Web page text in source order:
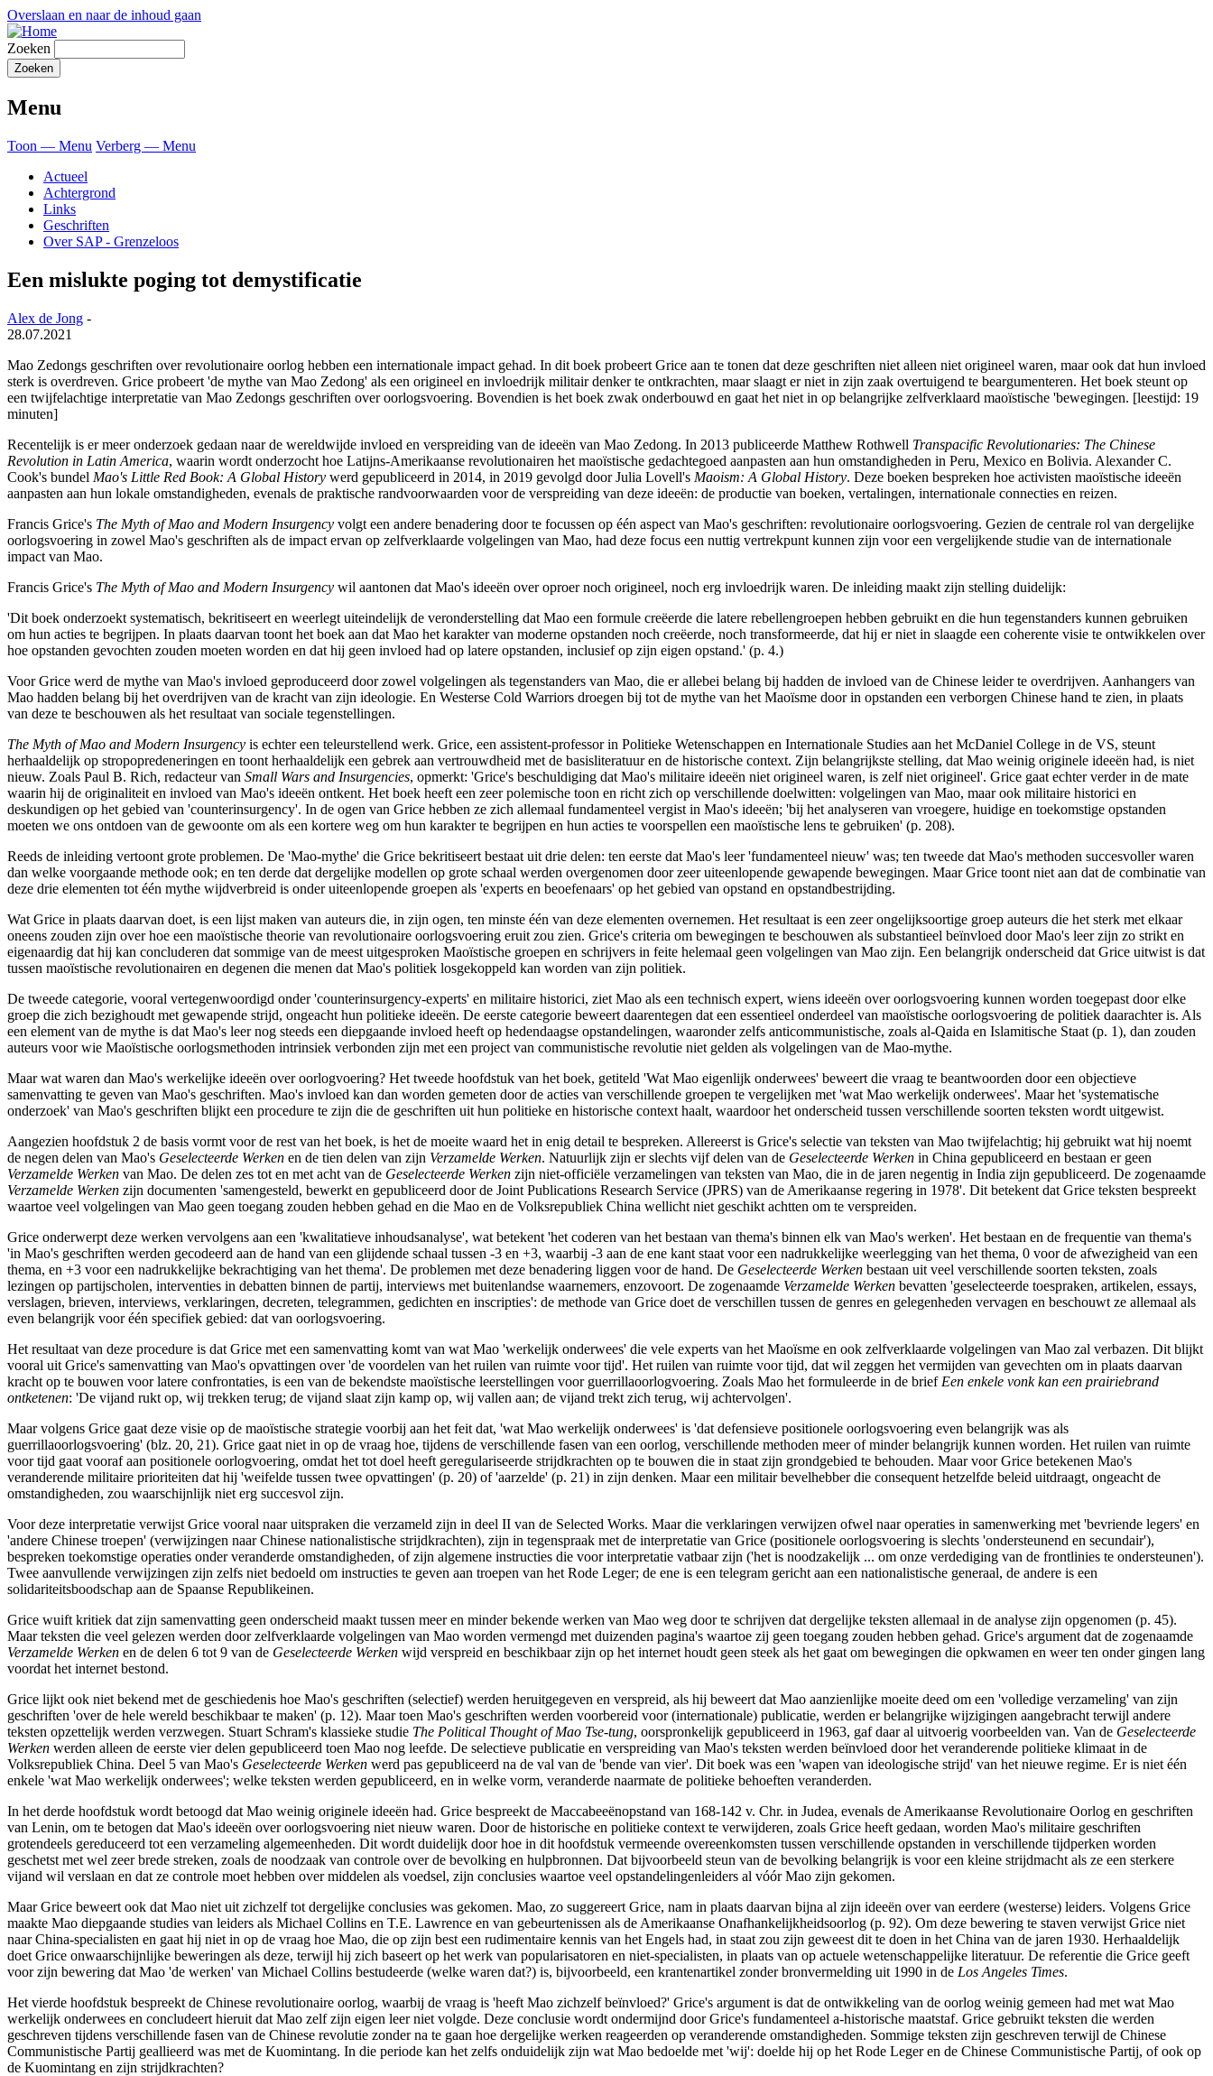
Overslaan en naar de inhoud gaan
Zoeken
Menu
Toon — Menu Verberg — Menu
Actueel
Achtergrond
Links
Geschriften
Over SAP - Grenzeloos
Een mislukte poging tot demystificatie
Alex de Jong -
28.07.2021
Mao Zedongs geschriften over revolutionaire oorlog hebben een internationale impact gehad. In dit boek probeert Grice aan te tonen dat deze geschriften niet alleen niet origineel waren, maar ook dat hun invloed
sterk is overdreven. Grice probeert 'de mythe van Mao Zedong' als een origineel en invloedrijk militair denker te ontkrachten, maar slaagt er niet in zijn zaak overtuigend te beargumenteren. Het boek steunt op
een twijfelachtige interpretatie van Mao Zedongs geschriften over oorlogsvoering. Bovendien is het boek zwak onderbouwd en gaat het niet in op belangrijke zelfverklaard maoïstische 'bewegingen. [leestijd: 19
minuten]
Recentelijk is er meer onderzoek gedaan naar de wereldwijde invloed en verspreiding van de ideeën van Mao Zedong. In 2013 publiceerde Matthew Rothwell Transpacific Revolutionaries: The Chinese
Revolution in Latin America, waarin wordt onderzocht hoe Latijns-Amerikaanse revolutionairen het maoïstische gedachtegoed aanpasten aan hun omstandigheden in Peru, Mexico en Bolivia. Alexander C.
Cook's bundel Mao's Little Red Book: A Global History werd gepubliceerd in 2014, in 2019 gevolgd door Julia Lovell's Maoism: A Global History. Deze boeken bespreken hoe activisten maoïstische ideeën
aanpasten aan hun lokale omstandigheden, evenals de praktische randvoorwaarden voor de verspreiding van deze ideeën: de productie van boeken, vertalingen, internationale connecties en reizen.
Francis Grice's The Myth of Mao and Modern Insurgency volgt een andere benadering door te focussen op één aspect van Mao's geschriften: revolutionaire oorlogsvoering. Gezien de centrale rol van dergelijke
oorlogsvoering in zowel Mao's geschriften als de impact ervan op zelfverklaarde volgelingen van Mao, had deze focus een nuttig vertrekpunt kunnen zijn voor een vergelijkende studie van de internationale
impact van Mao.
Francis Grice's The Myth of Mao and Modern Insurgency wil aantonen dat Mao's ideeën over oproer noch origineel, noch erg invloedrijk waren. De inleiding maakt zijn stelling duidelijk:
'Dit boek onderzoekt systematisch, bekritiseert en weerlegt uiteindelijk de veronderstelling dat Mao een formule creëerde die latere rebellengroepen hebben gebruikt en die hun tegenstanders kunnen gebruiken
om hun acties te begrijpen. In plaats daarvan toont het boek aan dat Mao het karakter van moderne opstanden noch creëerde, noch transformeerde, dat hij er niet in slaagde een coherente visie te ontwikkelen over
hoe opstanden gevochten zouden moeten worden en dat hij geen invloed had op latere opstanden, inclusief op zijn eigen opstand.' (p. 4.)
Voor Grice werd de mythe van Mao's invloed geproduceerd door zowel volgelingen als tegenstanders van Mao, die er allebei belang bij hadden de invloed van de Chinese leider te overdrijven. Aanhangers van
Mao hadden belang bij het overdrijven van de kracht van zijn ideologie. En Westerse Cold Warriors droegen bij tot de mythe van het Maoïsme door in opstanden een verborgen Chinese hand te zien, in plaats
van deze te beschouwen als het resultaat van sociale tegenstellingen.
The Myth of Mao and Modern Insurgency is echter een teleurstellend werk. Grice, een assistent-professor in Politieke Wetenschappen en Internationale Studies aan het McDaniel College in de VS, steunt
herhaaldelijk op stropopredeneringen en toont herhaaldelijk een gebrek aan vertrouwdheid met de basisliteratuur en de historische context. Zijn belangrijkste stelling, dat Mao weinig originele ideeën had, is niet
nieuw. Zoals Paul B. Rich, redacteur van Small Wars and Insurgencies, opmerkt: 'Grice's beschuldiging dat Mao's militaire ideeën niet origineel waren, is zelf niet origineel'. Grice gaat echter verder in de mate
waarin hij de originaliteit en invloed van Mao's ideeën ontkent. Het boek heeft een zeer polemische toon en richt zich op verschillende doelwitten: volgelingen van Mao, maar ook militaire historici en
deskundigen op het gebied van 'counterinsurgency'. In de ogen van Grice hebben ze zich allemaal fundamenteel vergist in Mao's ideeën; 'bij het analyseren van vroegere, huidige en toekomstige opstanden
moeten we ons ontdoen van de gewoonte om als een kortere weg om hun karakter te begrijpen en hun acties te voorspellen een maoïstische lens te gebruiken' (p. 208).
Reeds de inleiding vertoont grote problemen. De 'Mao-mythe' die Grice bekritiseert bestaat uit drie delen: ten eerste dat Mao's leer 'fundamenteel nieuw' was; ten tweede dat Mao's methoden succesvoller waren
dan welke voorgaande methode ook; en ten derde dat dergelijke modellen op grote schaal werden overgenomen door zeer uiteenlopende gewapende bewegingen. Maar Grice toont niet aan dat de combinatie van
deze drie elementen tot één mythe wijdverbreid is onder uiteenlopende groepen als 'experts en beoefenaars' op het gebied van opstand en opstandbestrijding.
Wat Grice in plaats daarvan doet, is een lijst maken van auteurs die, in zijn ogen, ten minste één van deze elementen overnemen. Het resultaat is een zeer ongelijksoortige groep auteurs die het sterk met elkaar
oneens zouden zijn over hoe een maoïstische theorie van revolutionaire oorlogsvoering eruit zou zien. Grice's criteria om bewegingen te beschouwen als substantieel beïnvloed door Mao's leer zijn zo strikt en
eigenaardig dat hij kan concluderen dat sommige van de meest uitgesproken Maoïstische groepen en schrijvers in feite helemaal geen volgelingen van Mao zijn. Een belangrijk onderscheid dat Grice uitwist is dat
tussen maoïstische revolutionairen en degenen die menen dat Mao's politiek losgekoppeld kan worden van zijn politiek.
De tweede categorie, vooral vertegenwoordigd onder 'counterinsurgency-experts' en militaire historici, ziet Mao als een technisch expert, wiens ideeën over oorlogsvoering kunnen worden toegepast door elke
groep die zich bezighoudt met gewapende strijd, ongeacht hun politieke ideeën. De eerste categorie beweert daarentegen dat een essentieel onderdeel van maoïstische oorlogsvoering de politiek daarachter is. Als
een element van de mythe is dat Mao's leer nog steeds een diepgaande invloed heeft op hedendaagse opstandelingen, waaronder zelfs anticommunistische, zoals al-Qaida en Islamitische Staat (p. 1), dan zouden
auteurs voor wie Maoïstische oorlogsmethoden intrinsiek verbonden zijn met een project van communistische revolutie niet gelden als volgelingen van de Mao-mythe.
Maar wat waren dan Mao's werkelijke ideeën over oorlogvoering? Het tweede hoofdstuk van het boek, getiteld 'Wat Mao eigenlijk onderwees' beweert die vraag te beantwoorden door een objectieve
samenvatting te geven van Mao's geschriften. Mao's invloed kan dan worden gemeten door de acties van verschillende groepen te vergelijken met 'wat Mao werkelijk onderwees'. Maar het 'systematische
onderzoek' van Mao's geschriften blijkt een procedure te zijn die de geschriften uit hun politieke en historische context haalt, waardoor het onderscheid tussen verschillende soorten teksten wordt uitgewist.
Aangezien hoofdstuk 2 de basis vormt voor de rest van het boek, is het de moeite waard het in enig detail te bespreken. Allereerst is Grice's selectie van teksten van Mao twijfelachtig; hij gebruikt wat hij noemt
de negen delen van Mao's Geselecteerde Werken en de tien delen van zijn Verzamelde Werken. Natuurlijk zijn er slechts vijf delen van de Geselecteerde Werken in China gepubliceerd en bestaan er geen
Verzamelde Werken van Mao. De delen zes tot en met acht van de Geselecteerde Werken zijn niet-officiële verzamelingen van teksten van Mao, die in de jaren negentig in India zijn gepubliceerd. De zogenaamde
Verzamelde Werken zijn documenten 'samengesteld, bewerkt en gepubliceerd door de Joint Publications Research Service (JPRS) van de Amerikaanse regering in 1978'. Dit betekent dat Grice teksten bespreekt
waartoe veel volgelingen van Mao geen toegang zouden hebben gehad en die Mao en de Volksrepubliek China wellicht niet geschikt achtten om te verspreiden.
Grice onderwerpt deze werken vervolgens aan een 'kwalitatieve inhoudsanalyse', wat betekent 'het coderen van het bestaan van thema's binnen elk van Mao's werken'. Het bestaan en de frequentie van thema's
'in Mao's geschriften werden gecodeerd aan de hand van een glijdende schaal tussen -3 en +3, waarbij -3 aan de ene kant staat voor een nadrukkelijke weerlegging van het thema, 0 voor de afwezigheid van een
thema, en +3 voor een nadrukkelijke bekrachtiging van het thema'. De problemen met deze benadering liggen voor de hand. De Geselecteerde Werken bestaan uit veel verschillende soorten teksten, zoals
lezingen op partijscholen, interventies in debatten binnen de partij, interviews met buitenlandse waarnemers, enzovoort. De zogenaamde Verzamelde Werken bevatten 'geselecteerde toespraken, artikelen, essays,
verslagen, brieven, interviews, verklaringen, decreten, telegrammen, gedichten en inscripties': de methode van Grice doet de verschillen tussen de genres en gelegenheden vervagen en beschouwt ze allemaal als
even belangrijk voor één specifiek gebied: dat van oorlogsvoering.
Het resultaat van deze procedure is dat Grice met een samenvatting komt van wat Mao 'werkelijk onderwees' die vele experts van het Maoïsme en ook zelfverklaarde volgelingen van Mao zal verbazen. Dit blijkt
vooral uit Grice's samenvatting van Mao's opvattingen over 'de voordelen van het ruilen van ruimte voor tijd'. Het ruilen van ruimte voor tijd, dat wil zeggen het vermijden van gevechten om in plaats daarvan
kracht op te bouwen voor latere confrontaties, is een van de bekendste maoïstische leerstellingen voor guerrillaoorlogvoering. Zoals Mao het formuleerde in de brief Een enkele vonk kan een prairiebrand
ontketenen: 'De vijand rukt op, wij trekken terug; de vijand slaat zijn kamp op, wij vallen aan; de vijand trekt zich terug, wij achtervolgen'.
Maar volgens Grice gaat deze visie op de maoïstische strategie voorbij aan het feit dat, 'wat Mao werkelijk onderwees' is 'dat defensieve positionele oorlogsvoering even belangrijk was als
guerrillaoorlogsvoering' (blz. 20, 21). Grice gaat niet in op de vraag hoe, tijdens de verschillende fasen van een oorlog, verschillende methoden meer of minder belangrijk kunnen worden. Het ruilen van ruimte
voor tijd gaat vooraf aan positionele oorlogvoering, omdat het tot doel heeft geregulariseerde strijdkrachten op te bouwen die in staat zijn grondgebied te behouden. Maar voor Grice betekenen Mao's
veranderende militaire prioriteiten dat hij 'weifelde tussen twee opvattingen' (p. 20) of 'aarzelde' (p. 21) in zijn denken. Maar een militair bevelhebber die consequent hetzelfde beleid uitdraagt, ongeacht de
omstandigheden, zou waarschijnlijk niet erg succesvol zijn.
Voor deze interpretatie verwijst Grice vooral naar uitspraken die verzameld zijn in deel II van de Selected Works. Maar die verklaringen verwijzen ofwel naar operaties in samenwerking met 'bevriende legers' en
'andere Chinese troepen' (verwijzingen naar Chinese nationalistische strijdkrachten), zijn in tegenspraak met de interpretatie van Grice (positionele oorlogsvoering is slechts 'ondersteunend en secundair'),
bespreken toekomstige operaties onder veranderde omstandigheden, of zijn algemene instructies die voor interpretatie vatbaar zijn ('het is noodzakelijk ... om onze verdediging van de frontlinies te ondersteunen').
Twee aanvullende verwijzingen zijn zelfs niet bedoeld om instructies te geven aan troepen van het Rode Leger; de ene is een telegram gericht aan een nationalistische generaal, de andere is een
solidariteitsboodschap aan de Spaanse Republikeinen.
Grice wuift kritiek dat zijn samenvatting geen onderscheid maakt tussen meer en minder bekende werken van Mao weg door te schrijven dat dergelijke teksten allemaal in de analyse zijn opgenomen (p. 45).
Maar teksten die veel gelezen werden door zelfverklaarde volgelingen van Mao worden vermengd met duizenden pagina's waartoe zij geen toegang zouden hebben gehad. Grice's argument dat de zogenaamde
Verzamelde Werken en de delen 6 tot 9 van de Geselecteerde Werken wijd verspreid en beschikbaar zijn op het internet houdt geen steek als het gaat om bewegingen die opkwamen en weer ten onder gingen lang
voordat het internet bestond.
Grice lijkt ook niet bekend met de geschiedenis hoe Mao's geschriften (selectief) werden heruitgegeven en verspreid, als hij beweert dat Mao aanzienlijke moeite deed om een 'volledige verzameling' van zijn
geschriften 'over de hele wereld beschikbaar te maken' (p. 12). Maar toen Mao's geschriften werden voorbereid voor (internationale) publicatie, werden er belangrijke wijzigingen aangebracht terwijl andere
teksten opzettelijk werden verzwegen. Stuart Schram's klassieke studie The Political Thought of Mao Tse-tung, oorspronkelijk gepubliceerd in 1963, gaf daar al uitvoerig voorbeelden van. Van de Geselecteerde
Werken werden alleen de eerste vier delen gepubliceerd toen Mao nog leefde. De selectieve publicatie en verspreiding van Mao's teksten werden beïnvloed door het veranderende politieke klimaat in de
Volksrepubliek China. Deel 5 van Mao's Geselecteerde Werken werd pas gepubliceerd na de val van de 'bende van vier'. Dit boek was een 'wapen van ideologische strijd' van het nieuwe regime. Er is niet één
enkele 'wat Mao werkelijk onderwees'; welke teksten werden gepubliceerd, en in welke vorm, veranderde naarmate de politieke behoeften veranderden.
In het derde hoofdstuk wordt betoogd dat Mao weinig originele ideeën had. Grice bespreekt de Maccabeeënopstand van 168-142 v. Chr. in Judea, evenals de Amerikaanse Revolutionaire Oorlog en geschriften
van Lenin, om te betogen dat Mao's ideeën over oorlogsvoering niet nieuw waren. Door de historische en politieke context te verwijderen, zoals Grice heeft gedaan, worden Mao's militaire geschriften
grotendeels gereduceerd tot een verzameling algemeenheden. Dit wordt duidelijk door hoe in dit hoofdstuk vermeende overeenkomsten tussen verschillende opstanden in verschillende tijdperken worden
geschetst met wel zeer brede streken, zoals de noodzaak van controle over de bevolking en hulpbronnen. Dat bijvoorbeeld steun van de bevolking belangrijk is voor een kleine strijdmacht als ze een sterkere
vijand wil verslaan en dat ze controle moet hebben over middelen als voedsel, zijn conclusies waartoe veel opstandelingenleiders al vóór Mao zijn gekomen.
Maar Grice beweert ook dat Mao niet uit zichzelf tot dergelijke conclusies was gekomen. Mao, zo suggereert Grice, nam in plaats daarvan bijna al zijn ideeën over van eerdere (westerse) leiders. Volgens Grice
maakte Mao diepgaande studies van leiders als Michael Collins en T.E. Lawrence en van gebeurtenissen als de Amerikaanse Onafhankelijkheidsoorlog (p. 92). Om deze bewering te staven verwijst Grice niet
naar China-specialisten en gaat hij niet in op de vraag hoe Mao, die op zijn best een rudimentaire kennis van het Engels had, in staat zou zijn geweest dit te doen in het China van de jaren 1930. Herhaaldelijk
doet Grice onwaarschijnlijke beweringen als deze, terwijl hij zich baseert op het werk van popularisatoren en niet-specialisten, in plaats van op actuele wetenschappelijke literatuur. De referentie die Grice geeft
voor zijn bewering dat Mao 'de werken' van Michael Collins bestudeerde (welke waren dat?) is, bijvoorbeeld, een krantenartikel zonder bronvermelding uit 1990 in de Los Angeles Times.
Het vierde hoofdstuk bespreekt de Chinese revolutionaire oorlog, waarbij de vraag is 'heeft Mao zichzelf beïnvloed?' Grice's argument is dat de ontwikkeling van de oorlog weinig gemeen had met wat Mao
werkelijk onderwees en concludeert hieruit dat Mao zelf zijn eigen leer niet volgde. Deze conclusie wordt ondermijnd door Grice's fundamenteel a-historische maatstaf. Grice gebruikt teksten die werden
geschreven tijdens verschillende fasen van de Chinese revolutie zonder na te gaan hoe dergelijke werken reageerden op veranderende omstandigheden. Sommige teksten zijn geschreven terwijl de Chinese
Communistische Partij geallieerd was met de Kuomintang. In die periode kan het zelfs onduidelijk zijn wat Mao bedoelde met 'wij': doelde hij op het Rode Leger en de Chinese Communistische Partij, of ook op
de Kuomintang en zijn strijdkrachten?